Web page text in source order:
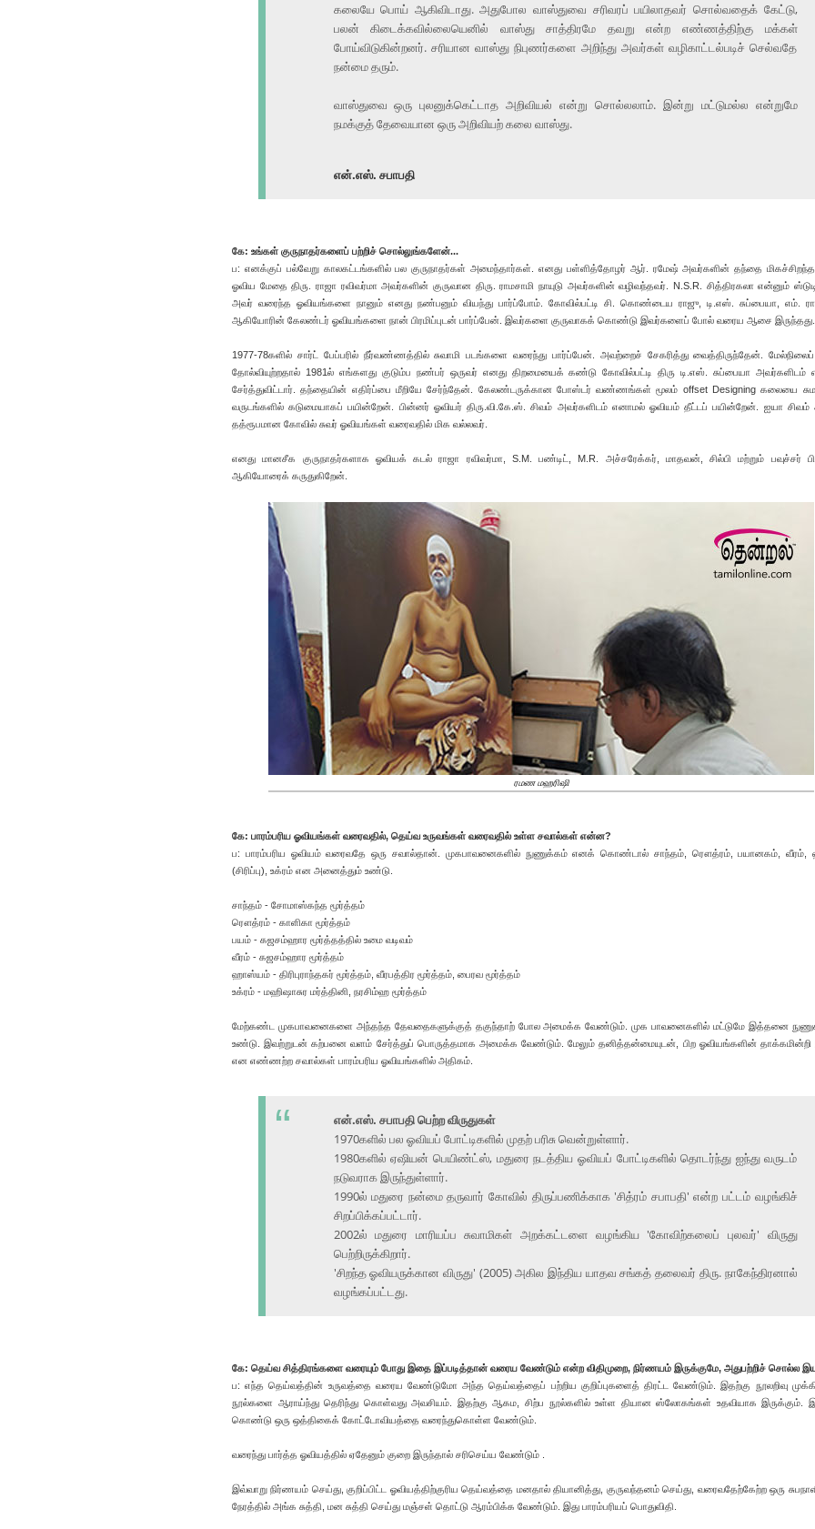
கலையே பொய் ஆகிவிடாது. அதுபோல வாஸ்துவை சரிவரப் பயிலாதவர் சொல்வதைக் கேட்டு,
பலன் கிடைக்கவில்லையெனில் வாஸ்து சாத்திரமே தவறு என்ற எண்ணத்திற்கு மக்கள்
போய்விடுகின்றனர். சரியான வாஸ்து நிபுணர்களை அறிந்து அவர்கள் வழிகாட்டல்படிச் செல்வதே
நன்மை தரும்.
வாஸ்துவை ஒரு புலனுக்கெட்டாத அறிவியல் என்று சொல்லலாம். இன்று மட்டுமல்ல என்றுமே
நமக்குத் தேவையான ஒரு அறிவியற் கலை வாஸ்து.
என்.எஸ். சபாபதி
கே: உங்கள் குருநாதர்களைப் பற்றிச் சொல்லுங்களேன்...
ப: எனக்குப் பல்வேறு காலகட்டங்களில் பல குருநாதர்கள் அமைந்தார்கள். எனது பள்ளித்தோழர் ஆர். ரமேஷ் அவர்களின் தந்தை மிகச்சிறந்த
ஓவிய மேதை திரு. ராஜா ரவிவர்மா அவர்களின் குருவான திரு. ராமசாமி நாயுடு அவர்களின் வழிவந்தவர். N.S.R. சித்திரகலா என்னும்
அவர் வரைந்த ஓவியங்களை நானும் எனது நண்பனும் வியந்து பார்ப்போம். கோவில்பட்டி சி. கொண்டைய ராஜு, டி.எஸ். சுப்பையா, எம்.
ஆகியோரின் கேலண்டர் ஓவியங்களை நான் பிரமிப்புடன் பார்ப்பேன். இவர்களை குருவாகக் கொண்டு இவர்களைப் போல் வரைய ஆசை இருந்தது.
1977-78களில் சார்ட் பேப்பரில் நீர்வண்ணத்தில் சுவாமி படங்களை வரைந்து பார்ப்பேன். அவற்றைச் சேகரித்து வைத்திருந்தேன். மேல்நிலைப்
தோல்வியுற்றதால் 1981ல் எங்களது குடும்ப நண்பர் ஒருவர் எனது திறமையைக் கண்டு கோவில்பட்டி திரு டி.எஸ். சுப்பையா
சேர்த்துவிட்டார். தந்தையின் எதிர்ப்பை மீறியே சேர்ந்தேன். கேலண்டருக்கான போஸ்டர் வண்ணங்கள் மூலம் offset Designing கலையை
வருடங்களில் கடுமையாகப் பயின்றேன். பின்னர் ஓவியர் திரு.வி.கே.ஸ். சிவம் அவர்களிடம் எனாமல் ஓவியம் தீட்டப் பயின்றேன். ஐயா
தத்ரூபமான கோவில் சுவர் ஓவியங்கள் வரைவதில் மிக வல்லவர்.
எனது மானசீக குருநாதர்களாக ஓவியக் கடல் ராஜா ரவிவர்மா, S.M. பண்டிட், M.R. அச்சரேக்கர், மாதவன், சில்பி மற்றும் பவுச்சர்
ஆகியோரைக் கருதுகிறேன்.
ரமண மஹரிஷி
கே: பாரம்பரிய ஓவியங்கள் வரைவதில், தெய்வ உருவங்கள் வரைவதில் உள்ள சவால்கள் என்ன?
ப: பாரம்பரிய ஓவியம் வரைவதே ஒரு சவால்தான். முகபாவனைகளில் நுணுக்கம் எனக் கொண்டால் சாந்தம், ரௌத்ரம், பயானகம்,
(சிரிப்பு), உக்ரம் என அனைத்தும் உண்டு.
சாந்தம் - சோமாஸ்கந்த மூர்த்தம்
ரௌத்ரம் - காளிகா மூர்த்தம்
பயம் - கஜசம்ஹார மூர்த்தத்தில் உமை வடிவம்
வீரம் - கஜசம்ஹார மூர்த்தம்
ஹாஸ்யம் - திரிபுராந்தகர் மூர்த்தம், வீரபத்திர மூர்த்தம், பைரவ மூர்த்தம்
உக்ரம் - மஹிஷாசுர மர்த்தினி, நரசிம்ஹ மூர்த்தம்
மேற்கண்ட முகபாவனைகளை அந்தந்த தேவதைகளுக்குத் தகுந்தாற் போல அமைக்க வேண்டும். முக பாவனைகளில் மட்டுமே இத்தனை
உண்டு. இவற்றுடன் கற்பனை வளம் சேர்த்துப் பொருத்தமாக அமைக்க வேண்டும். மேலும் தனித்தன்மையுடன், பிற ஓவியங்களின் தாக்கமின்றி
என எண்ணற்ற சவால்கள் பாரம்பரிய ஓவியங்களில் அதிகம்.
என்.எஸ். சபாபதி பெற்ற விருதுகள்
1970களில் பல ஓவியப் போட்டிகளில் முதற் பரிசு வென்றுள்ளார்.
1980களில் ஏஷியன் பெயிண்ட்ஸ், மதுரை நடத்திய ஓவியப் போட்டிகளில் தொடர்ந்து ஐந்து வருடம்
நடுவராக இருந்துள்ளார்.
1990ல் மதுரை நன்மை தருவார் கோவில் திருப்பணிக்காக 'சித்ரம் சபாபதி' என்ற பட்டம் வழங்கிச்
சிறப்பிக்கப்பட்டார்.
2002ல் மதுரை மாரியப்ப சுவாமிகள் அறக்கட்டளை வழங்கிய 'கோவிற்கலைப் புலவர்' விருது
பெற்றிருக்கிறார்.
'சிறந்த ஓவியருக்கான விருது' (2005) அகில இந்திய யாதவ சங்கத் தலைவர் திரு. நாகேந்திரனால்
வழங்கப்பட்டது.
கே: தெய்வ சித்திரங்களை வரையும் போது இதை இப்படித்தான் வரைய வேண்டும் என்ற விதிமுறை, நிர்ணயம் இருக்குமே, அதுபற்றிச் சொல்ல
ப: எந்த தெய்வத்தின் உருவத்தை வரைய வேண்டுமோ அந்த தெய்வத்தைப் பற்றிய குறிப்புகளைத் திரட்ட வேண்டும். இதற்கு நூலறிவு
நூல்களை ஆராய்ந்து தெரிந்து கொள்வது அவசியம். இதற்கு ஆகம, சிற்ப நூல்களில் உள்ள தியான ஸ்லோகங்கள் உதவியாக இருக்கும்.
கொண்டு ஒரு ஒத்திகைக் கோட்டோவியத்தை வரைந்துகொள்ள வேண்டும்.
வரைந்து பார்த்த ஓவியத்தில் ஏதேனும் குறை இருந்தால் சரிசெய்ய வேண்டும் .
இவ்வாறு நிர்ணயம் செய்து, குறிப்பிட்ட ஓவியத்திற்குரிய தெய்வத்தை மனதால் தியானித்து, குருவந்தனம் செய்து, வரைவதேற்கேற்ற ஒரு
நேரத்தில் அங்க சுத்தி, மன சுத்தி செய்து மஞ்சள் தொட்டு ஆரம்பிக்க வேண்டும். இது பாரம்பரியப் பொதுவிதி.